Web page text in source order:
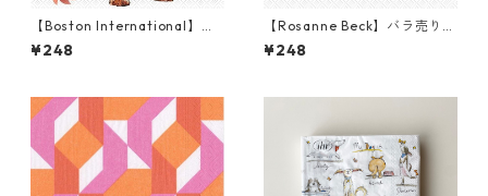
【Boston International】バ
ラ売り2枚 カクテルサイズ ペ
ーパーナプキン Autumn Favo
¥248
【Rosanne Beck】バラ売り2
枚 カクテルサイズ ペーパーナ
プキン Christmas Bottles ホ
¥248